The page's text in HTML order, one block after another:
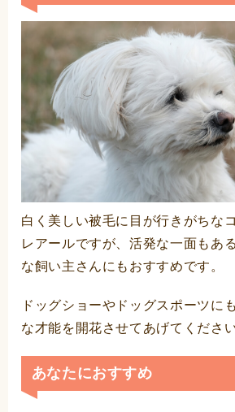
白く美しい被毛に目が行きがちな
レアールですが、活発な一面もあ
な飼い主さんにもおすすめです。
ドッグショーやドッグスポーツに
な才能を開花させてあげてください
あなたにおすすめ